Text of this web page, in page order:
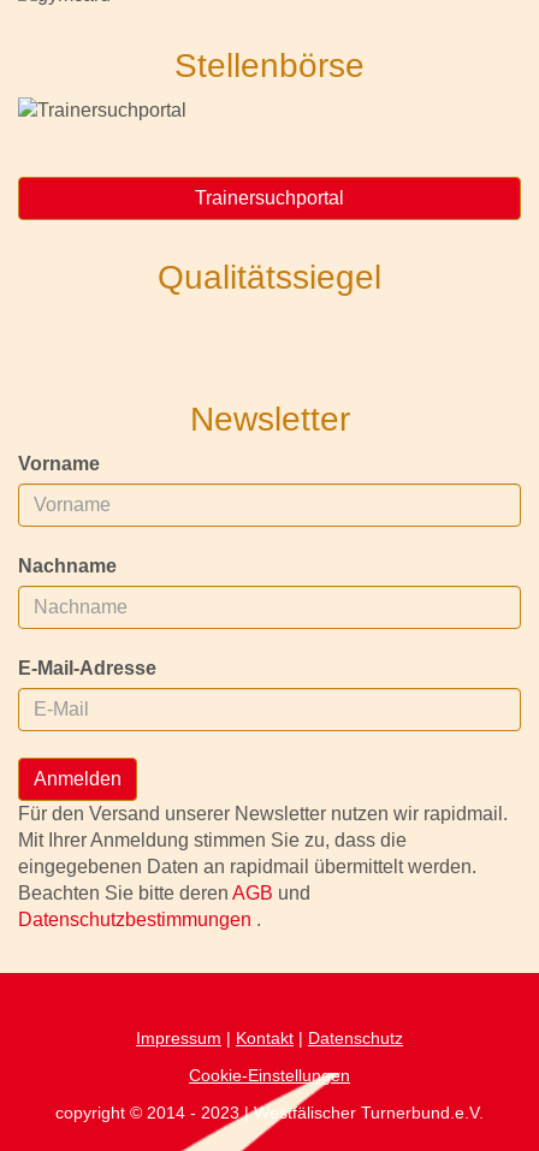
Stellenbörse
Trainersuchportal
Qualitätssiegel
Newsletter
Vorname
Nachname
E-Mail-Adresse
Anmelden
Für den Versand unserer Newsletter nutzen wir rapidmail.
Mit Ihrer Anmeldung stimmen Sie zu, dass die
eingegebenen Daten an rapidmail übermittelt werden.
Beachten Sie bitte deren AGB und
Datenschutzbestimmungen .
Impressum | Kontakt | Datenschutz
Cookie-Einstellungen
copyright © 2014 - 2023 | Westfälischer Turnerbund.e.V.